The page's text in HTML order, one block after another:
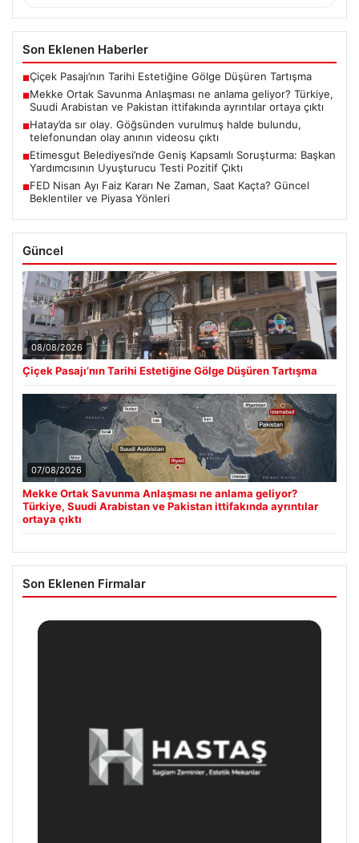
Son Eklenen Haberler
■Çiçek Pasajı’nın Tarihi Estetiğine Gölge Düşüren Tartışma
■Mekke Ortak Savunma Anlaşması ne anlama geliyor? Türkiye,
Suudi Arabistan ve Pakistan ittifakında ayrıntılar ortaya çıktı
■Hatay’da sır olay. Göğsünden vurulmuş halde bulundu,
telefonundan olay anının videosu çıktı
■Etimesgut Belediyesi’nde Geniş Kapsamlı Soruşturma: Başkan
Yardımcısının Uyuşturucu Testi Pozitif Çıktı
■FED Nisan Ayı Faiz Kararı Ne Zaman, Saat Kaçta? Güncel
Beklentiler ve Piyasa Yönleri
Güncel
08/08/2026
Çiçek Pasajı’nın Tarihi Estetiğine Gölge Düşüren Tartışma
07/08/2026
Mekke Ortak Savunma Anlaşması ne anlama geliyor?
Türkiye, Suudi Arabistan ve Pakistan ittifakında ayrıntılar
ortaya çıktı
Son Eklenen Firmalar